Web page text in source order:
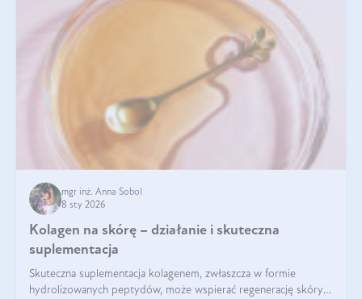
mgr inż. Anna Sobol
8 sty 2026
Kolagen na skórę – działanie i skuteczna
suplementacja
Skuteczna suplementacja kolagenem, zwłaszcza w formie
hydrolizowanych peptydów, może wspierać regenerację skóry i